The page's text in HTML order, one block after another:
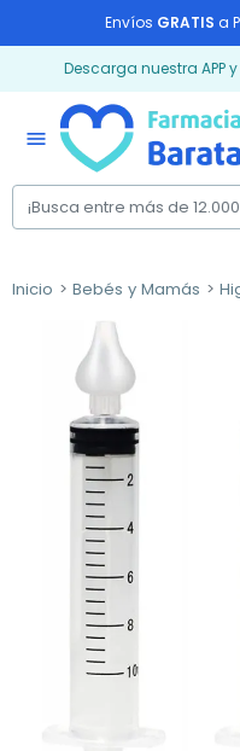
Envíos GRATIS a
Descarga nuestra APP
menu
Inicio Bebés y Mamás